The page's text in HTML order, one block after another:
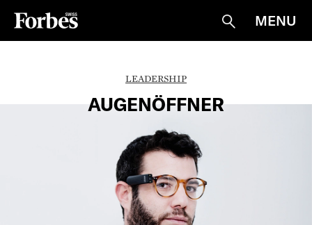
Suche
MENU
LEADERSHIP
AUGENÖFFNER